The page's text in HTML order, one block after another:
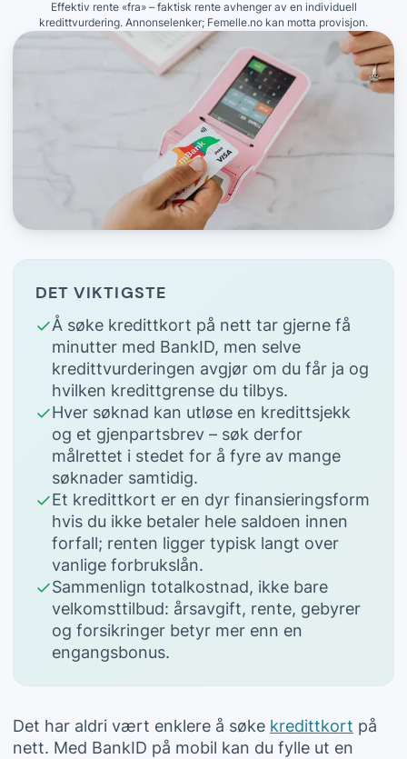
Effektiv rente «fra» – faktisk rente avhenger av en individuell
kredittvurdering. Annonselenker; Femelle.no kan motta provisjon.
DET VIKTIGSTE
Å søke kredittkort på nett tar gjerne få
minutter med BankID, men selve
kredittvurderingen avgjør om du får ja og
hvilken kredittgrense du tilbys.
Hver søknad kan utløse en kredittsjekk
og et gjenpartsbrev – søk derfor
målrettet i stedet for å fyre av mange
søknader samtidig.
Et kredittkort er en dyr finansieringsform
hvis du ikke betaler hele saldoen innen
forfall; renten ligger typisk langt over
vanlige forbrukslån.
Sammenlign totalkostnad, ikke bare
velkomsttilbud: årsavgift, rente, gebyrer
og forsikringer betyr mer enn en
engangsbonus.
Det har aldri vært enklere å søke kredittkort på
nett. Med BankID på mobil kan du fylle ut en